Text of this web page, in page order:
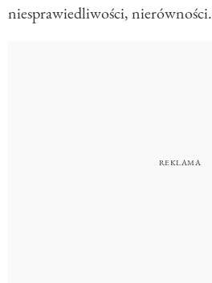
niesprawiedliwości, nierówności.